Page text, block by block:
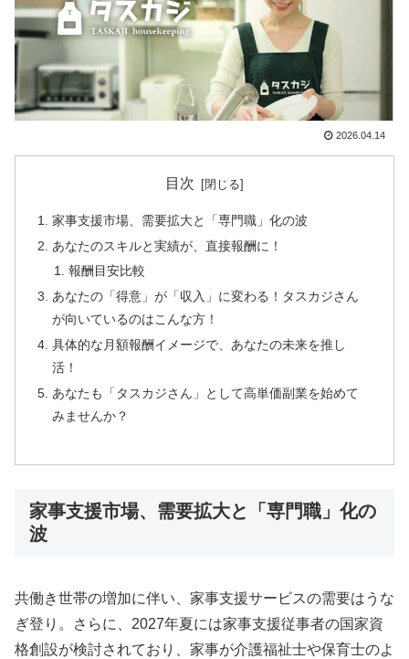
2026.04.14
目次
家事支援市場、需要拡大と「専門職」化の波
あなたのスキルと実績が、直接報酬に！
報酬目安比較
あなたの「得意」が「収入」に変わる！タスカジさん
が向いているのはこんな方！
具体的な月額報酬イメージで、あなたの未来を推し
活！
あなたも「タスカジさん」として高単価副業を始めて
みませんか？
家事支援市場、需要拡大と「専門職」化の
波
共働き世帯の増加に伴い、家事支援サービスの需要はうな
ぎ登り。さらに、2027年夏には家事支援従事者の国家資
格創設が検討されており、家事が介護福祉士や保育士のよ